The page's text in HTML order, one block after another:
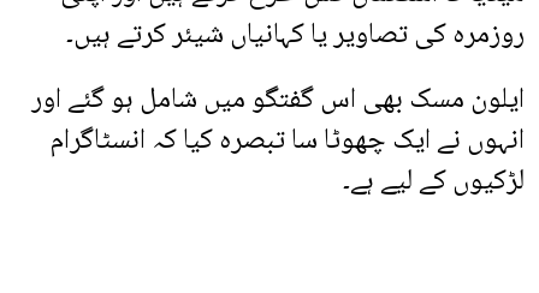
روزمرہ کی تصاویر یا کہانیاں شیئر کرتے ہیں۔
ایلون مسک بھی اس گفتگو میں شامل ہو گئے اور
انہوں نے ایک چھوٹا سا تبصرہ کیا کہ انسٹاگرام
لڑکیوں کے لیے ہے۔